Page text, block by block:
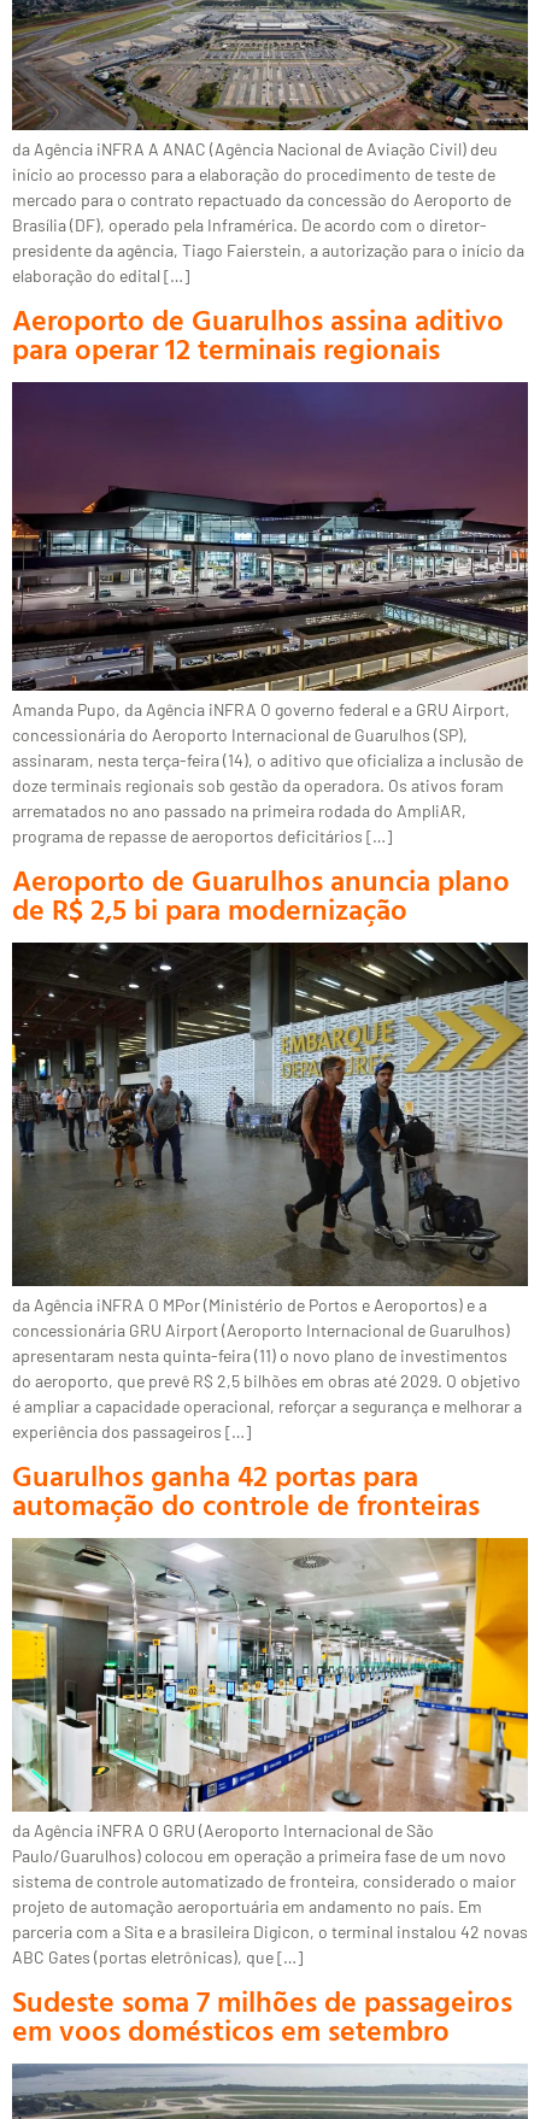
da Agência iNFRA A ANAC (Agência Nacional de Aviação Civil) deu
início ao processo para a elaboração do procedimento de teste de
mercado para o contrato repactuado da concessão do Aeroporto de
Brasília (DF), operado pela Inframérica. De acordo com o diretor-
presidente da agência, Tiago Faierstein, a autorização para o início da
elaboração do edital […]
Aeroporto de Guarulhos assina aditivo
para operar 12 terminais regionais
Amanda Pupo, da Agência iNFRA O governo federal e a GRU Airport,
concessionária do Aeroporto Internacional de Guarulhos (SP),
assinaram, nesta terça-feira (14), o aditivo que oficializa a inclusão de
doze terminais regionais sob gestão da operadora. Os ativos foram
arrematados no ano passado na primeira rodada do AmpliAR,
programa de repasse de aeroportos deficitários […]
Aeroporto de Guarulhos anuncia plano
de R$ 2,5 bi para modernização
da Agência iNFRA O MPor (Ministério de Portos e Aeroportos) e a
concessionária GRU Airport (Aeroporto Internacional de Guarulhos)
apresentaram nesta quinta-feira (11) o novo plano de investimentos
do aeroporto, que prevê R$ 2,5 bilhões em obras até 2029. O objetivo
é ampliar a capacidade operacional, reforçar a segurança e melhorar a
experiência dos passageiros […]
Guarulhos ganha 42 portas para
automação do controle de fronteiras
da Agência iNFRA O GRU (Aeroporto Internacional de São
Paulo/Guarulhos) colocou em operação a primeira fase de um novo
sistema de controle automatizado de fronteira, considerado o maior
projeto de automação aeroportuária em andamento no país. Em
parceria com a Sita e a brasileira Digicon, o terminal instalou 42 novas
ABC Gates (portas eletrônicas), que […]
Sudeste soma 7 milhões de passageiros
em voos domésticos em setembro